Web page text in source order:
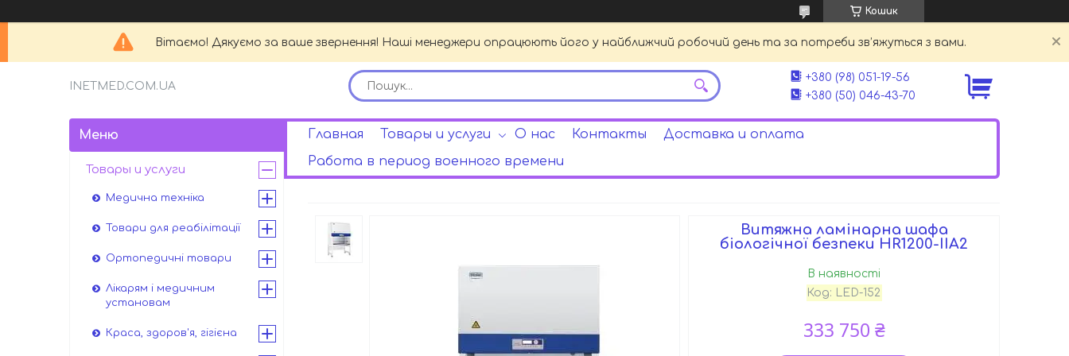
Кошик
Вітаємо! Дякуємо за ваше звернення! Наші менеджери опрацюють його у найближчий робочий день та за потреби зв’яжуться з вами.
INETMED.COM.UA
+380 (98) 051-19-56
+380 (50) 046-43-70
Главная Товары и услуги О нас Контакты
Доставка и оплата
Работа в период военного времени
Витяжна ламінарна шафа
біологічної безпеки HR1200-IIA2
В наявності
Код: LED-152
333 750 ₴
Товары и услуги
Медична техніка
Товари для реабілітації
Ортопедичні товари
Лікарям і медичним
установам
Краса, здоров'я, гігієна